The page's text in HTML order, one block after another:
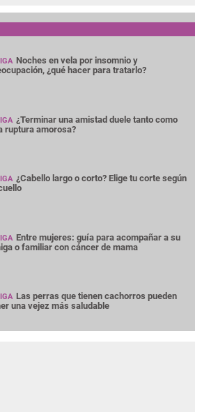
Noches en vela por insomnio y
¿qué hacer para tratarlo?
¿Terminar una amistad duele tanto como
ruptura amorosa?
¿Cabello largo o corto? Elige tu corte según
Entre mujeres: guía para acompañar a su
o familiar con cáncer de mama
Las perras que tienen cachorros pueden
una vejez más saludable